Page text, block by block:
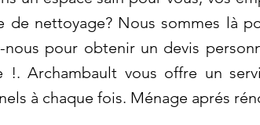
de nettoyage? Nous sommes là
nous pour obtenir un devis
!. Archambault vous offre un
à chaque fois. Ménage aprés